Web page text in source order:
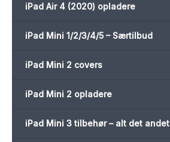
iPad Air 4 (2020) opladere
iPad Mini 1/2/3/4/5 – Særtilbud
iPad Mini 2 covers
iPad Mini 2 opladere
iPad Mini 3 tilbehør – alt det andet